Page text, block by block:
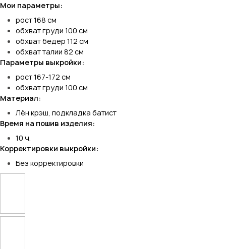
Мои параметры:
рост 168 см
обхват груди 100 см
обхват бедер 112 см
обхват талии 82 см
Параметры выкройки:
рост 167-172 см
обхват груди 100 см
Материал:
Лён крэш, подкладка батист
Время на пошив изделия:
10 ч.
Корректировки выкройки:
Без корректировки